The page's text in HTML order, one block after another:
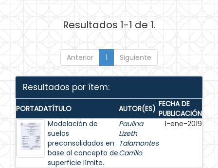
Resultados 1-1 de 1.
Anterior 1 Siguiente
Resultados por ítem:
PORTADATÍTULO AUTOR(ES) FECHA DE
PUBLICACIÓN
Modelación de
suelos
preconsolidados en
base al concepto de
superficie límite.
Paulina
Lizeth
Talamontes
Carrillo
1-ene-2019